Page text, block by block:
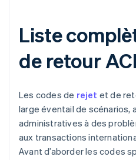
Liste
de retour
Les codes de rejet et de
large éventail de scénarios,
administratives à des
aux transactions
Avant d’aborder les codes